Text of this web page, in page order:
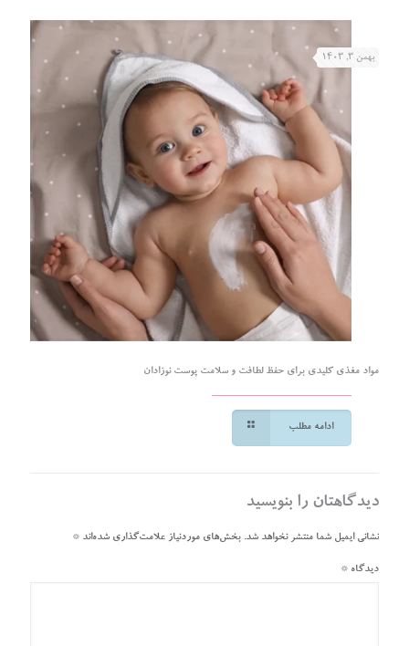
بهمن ۳, ۱۴۰۳
مواد مغذی کلیدی برای حفظ لطافت و سلامت پوست نوزادان
ادامه مطلب
دیدگاهتان را بنویسید
نشانی ایمیل شما منتشر نخواهد شد. بخش‌های موردنیاز علامت‌گذاری شده‌اند *
دیدگاه *